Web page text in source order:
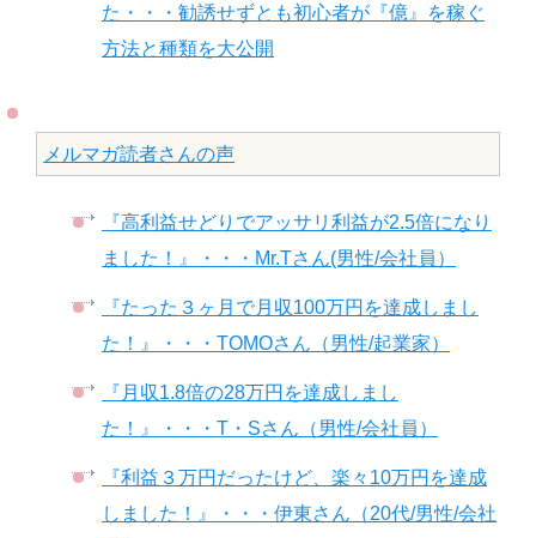
た・・・勧誘せずとも初心者が『億』を稼ぐ
方法と種類を大公開
メルマガ読者さんの声
『高利益せどりでアッサリ利益が2.5倍になり
ました！』・・・Mr.Tさん(男性/会社員）
『たった３ヶ月で月収100万円を達成しまし
た！』・・・TOMOさん（男性/起業家）
『月収1.8倍の28万円を達成しまし
た！』・・・T・Sさん（男性/会社員）
『利益３万円だったけど、楽々10万円を達成
しました！』・・・伊東さん（20代/男性/会社